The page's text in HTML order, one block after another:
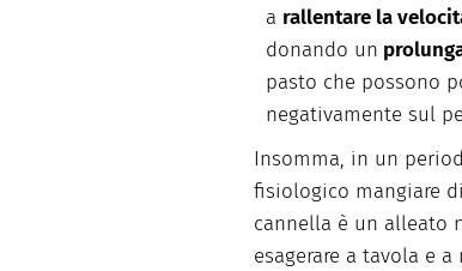
a rallentare la
donando un
pasto che possono
negativamente sul
Insomma, in un
fisiologico mangiare
cannella è un alleato
esagerare a tavola e